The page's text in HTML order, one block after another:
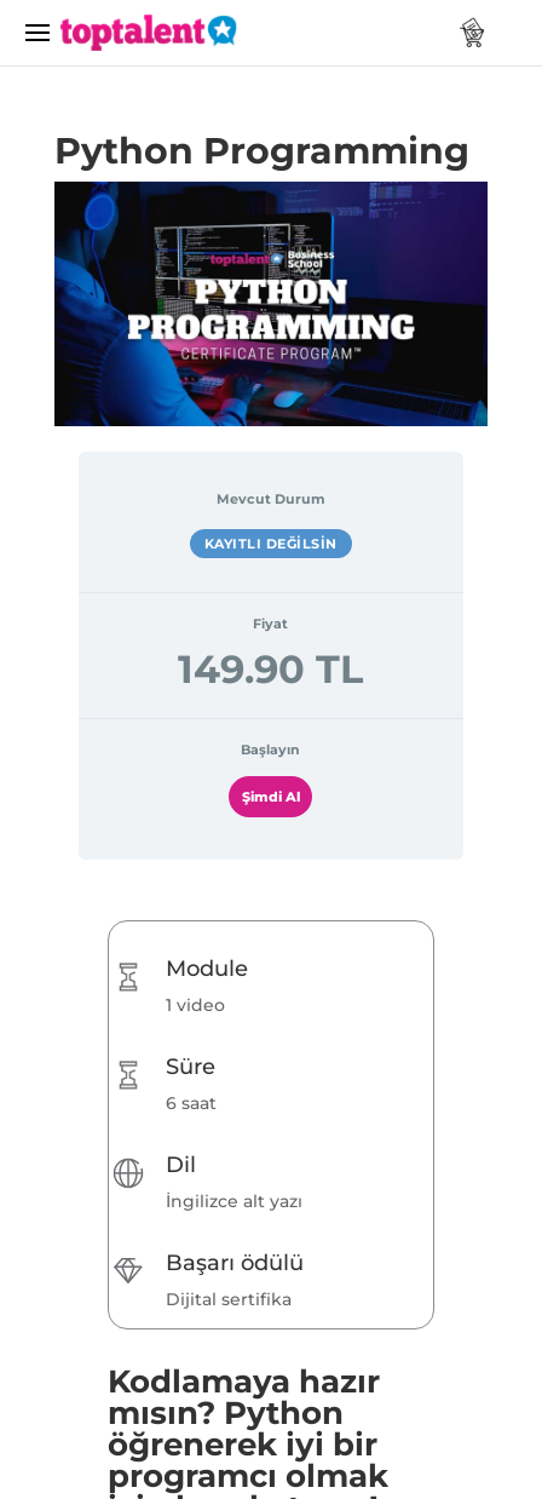
Python Programming
Mevcut Durum
KAYITLI DEĞILSIN
Fiyat
149.90 TL
Başlayın
Şimdi Al
Module
1 video
Süre
6 saat
Dil
İngilizce alt yazı
Başarı ödülü
Dijital sertifika
Kodlamaya hazır
mısın? Python
öğrenerek iyi bir
programcı olmak